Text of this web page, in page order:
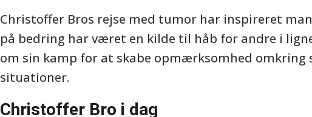
Christoffer Bros rejse med tumor har inspireret
på bedring har været en kilde til håb for andre i
om sin kamp for at skabe opmærksomhed omkring
situationer.
Christoffer Bro i dag